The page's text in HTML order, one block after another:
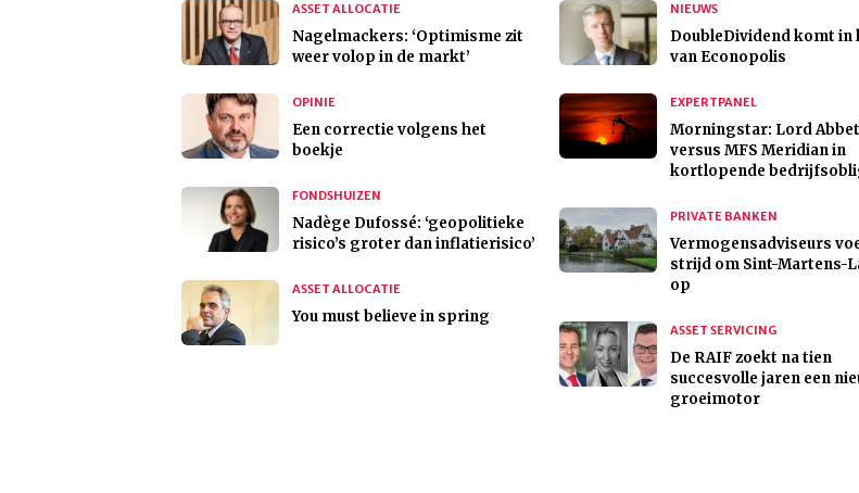
ASSET ALLOCATIE
Nagelmackers: ‘Optimisme zit
weer volop in de markt’
OPINIE
Een correctie volgens het
boekje
FONDSHUIZEN
Nadège Dufossé: ‘geopolitieke
risico’s groter dan inflatierisico’
ASSET ALLOCATIE
You must believe in spring
NIEUWS
DoubleDividend komt in
van Econopolis
EXPERTPANEL
Morningstar: Lord
versus MFS Meridian in
kortlopende
PRIVATE BANKEN
Vermogensadviseurs
strijd om Sint-Martens-
op
ASSET SERVICING
De RAIF zoekt na tien
succesvolle jaren een
groeimotor